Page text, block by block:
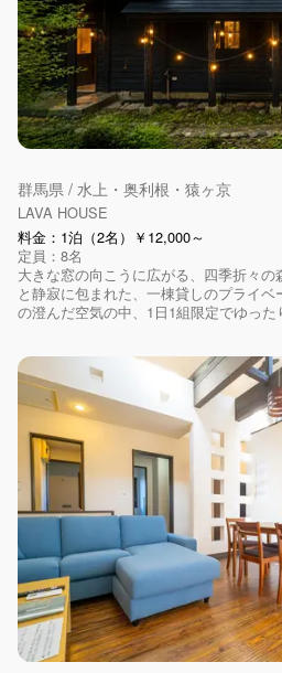
群馬県 / 水上・奥利根・猿ヶ京
LAVA HOUSE
料金：1泊（2名）￥12,000～
定員：8名
大きな窓の向こうに広がる、四季折々
と静寂に包まれた、一棟貸しのプライ
の澄んだ空気の中、1日1組限定でゆっ